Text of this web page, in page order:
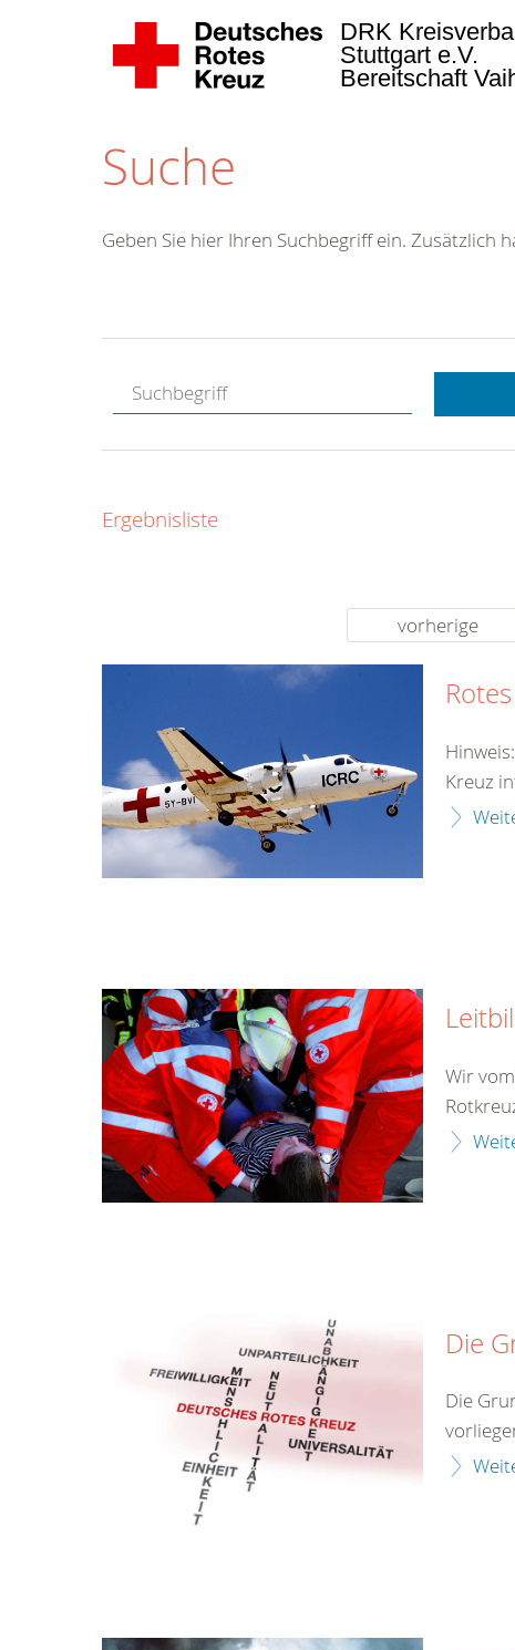
DRK
Stuttgart e.V.
Bereitschaft
Suche
Hotline.
gerne.
rund um
Geben Sie hier Ihren Suchbegriff ein. Zusätzlich
Ergebnisliste
vorherige
Kreuz
Wir
Die
Die